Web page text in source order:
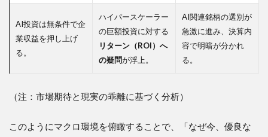
AI投資は無条件で企
業収益を押し上げ
る。
ハイパースケーラー
の巨額投資に対する
リターン（ROI）へ
の疑問が浮上。
AI関連銘柄の選別が
急激に進み、決算内
容で明暗が分かれ
る。
（注：市場期待と現実の乖離に基づく分析）
このようにマクロ環境を俯瞰することで、「なぜ今、優良な